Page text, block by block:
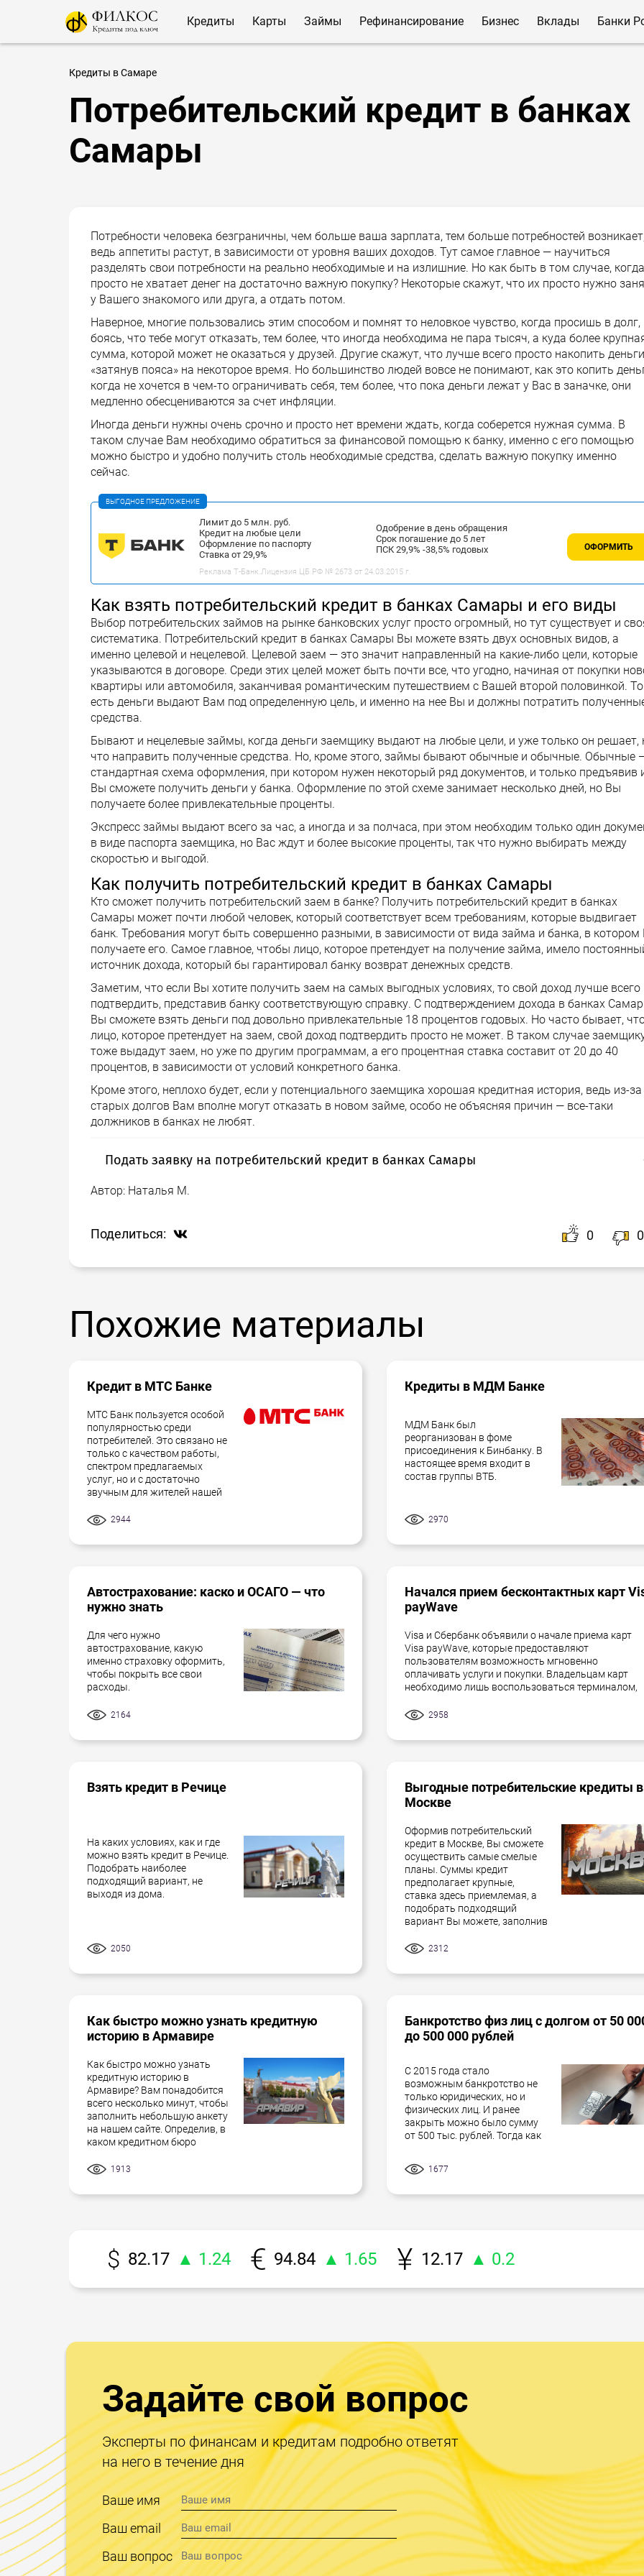
Кредиты Карты Займы Рефинансирование Бизнес Вклады Банки
Кредиты в Самаре
Потребительский кредит в банках
Самары
Потребности человека безграничны, чем больше ваша зарплата, тем больше потребностей
ведь аппетиты растут, в зависимости от уровня ваших доходов. Тут самое главное — научиться
разделять свои потребности на реально необходимые и на излишние. Но как быть в том случае, когда
просто не хватает денег на достаточно важную покупку? Некоторые скажут, что их просто нужно
у Вашего знакомого или друга, а отдать потом.
Наверное, многие пользовались этим способом и помнят то неловкое чувство, когда просишь в долг,
боясь, что тебе могут отказать, тем более, что иногда необходима не пара тысяч, а куда более
сумма, которой может не оказаться у друзей. Другие скажут, что лучше всего просто накопить
«затянув пояса» на некоторое время. Но большинство людей вовсе не понимают, как это копить
когда не хочется в чем-то ограничивать себя, тем более, что пока деньги лежат у Вас в заначке, они
медленно обесцениваются за счет инфляции.
Иногда деньги нужны очень срочно и просто нет времени ждать, когда соберется нужная сумма. В
таком случае Вам необходимо обратиться за финансовой помощью к банку, именно с его помощью
можно быстро и удобно получить столь необходимые средства, сделать важную покупку именно
сейчас.
ВЫГОДНОЕ ПРЕДЛОЖЕНИЕ
Лимит до 5 млн. руб.
Кредит на любые цели
Оформление по паспорту
Ставка от 29,9%
Одобрение в день обращения
Срок погашение до 5 лет
ПСК 29,9% -38,5% годовых
Реклама Т-Банк.Лицензия ЦБ РФ № 2673 от 24.03.2015 г.
ОФОРМИТЬ
Как взять потребительский кредит в банках Самары и его виды
Выбор потребительских займов на рынке банковских услуг просто огромный, но тут существует и
систематика. Потребительский кредит в банках Самары Вы можете взять двух основных видов, а
именно целевой и нецелевой. Целевой заем — это значит направленный на какие-либо цели, которые
указываются в договоре. Среди этих целей может быть почти все, что угодно, начиная от покупки
квартиры или автомобиля, заканчивая романтическим путешествием с Вашей второй половинкой. То
есть деньги выдают Вам под определенную цель, и именно на нее Вы и должны потратить
средства.
Бывают и нецелевые займы, когда деньги заемщику выдают на любые цели, и уже только он решает,
что направить полученные средства. Но, кроме этого, займы бывают обычные и обычные. Обычные
стандартная схема оформления, при котором нужен некоторый ряд документов, и только предъявив
Вы сможете получить деньги у банка. Оформление по этой схеме занимает несколько дней, но Вы
получаете более привлекательные проценты.
Экспресс займы выдают всего за час, а иногда и за полчаса, при этом необходим только один
в виде паспорта заемщика, но Вас ждут и более высокие проценты, так что нужно выбирать между
скоростью и выгодой.
Как получить потребительский кредит в банках Самары
Кто сможет получить потребительский заем в банке? Получить потребительский кредит в банках
Самары может почти любой человек, который соответствует всем требованиям, которые выдвигает
банк. Требования могут быть совершенно разными, в зависимости от вида займа и банка, в
получаете его. Самое главное, чтобы лицо, которое претендует на получение займа, имело
источник дохода, который бы гарантировал банку возврат денежных средств.
Заметим, что если Вы хотите получить заем на самых выгодных условиях, то свой доход лучше всего
подтвердить, представив банку соответствующую справку. С подтверждением дохода в банках
Вы сможете взять деньги под довольно привлекательные 18 процентов годовых. Но часто бывает,
лицо, которое претендует на заем, свой доход подтвердить просто не может. В таком случае
тоже выдадут заем, но уже по другим программам, а его процентная ставка составит от 20 до 40
процентов, в зависимости от условий конкретного банка.
Кроме этого, неплохо будет, если у потенциального заемщика хорошая кредитная история, ведь из-за
старых долгов Вам вполне могут отказать в новом займе, особо не объясняя причин — все-таки
должников в банках не любят.
Подать заявку на потребительский кредит в банках Самары
Вы хотите получить деньги в банке без лишней беготни и максимально удобно? Тогда Вам
нашего сайта. Наш сервис предлагает всем желающим получить необходимые денежные
средства, а для того, чтобы воспользоваться нашей помощью, Вам потребуется только доступ в
своих клиентов, выбрать именно ту, которая подойдет Вам.
Автор: Наталья М.
Поделиться: 0 0
Похожие материалы
Кредит в МТС Банке
МТС Банк пользуется особой
популярностью среди
потребителей. Это связано не
только с качеством работы,
спектром предлагаемых
услуг, но и с достаточно
звучным для жителей нашей
2944
Кредиты в МДМ Банке
МДМ Банк был
реорганизован в фоме
присоединения к Бинбанку. В
настоящее время входит в
состав группы ВТБ.
2970
Автострахование: каско и ОСАГО — что
нужно знать
Для чего нужно
автострахование, какую
именно страховку оформить,
чтобы покрыть все свои
расходы.
2164
Начался прием бесконтактных карт
payWave
Visa и Сбербанк объявили о начале приема карт
Visa payWave, которые предоставляют
пользователям возможность мгновенно
оплачивать услуги и покупки. Владельцам карт
необходимо лишь воспользоваться терминалом,
2958
Взять кредит в Речице
На каких условиях, как и где
можно взять кредит в Речице.
Подобрать наиболее
подходящий вариант, не
выходя из дома.
2050
Выгодные потребительские кредиты в
Москве
Оформив потребительский
кредит в Москве, Вы сможете
осуществить самые смелые
планы. Суммы кредит
предполагает крупные,
ставка здесь приемлемая, а
подобрать подходящий
вариант Вы можете, заполнив
2312
Как быстро можно узнать кредитную
историю в Армавире
Как быстро можно узнать
кредитную историю в
Армавире? Вам понадобится
всего несколько минут, чтобы
заполнить небольшую анкету
на нашем сайте. Определив, в
каком кредитном бюро
1913
Банкротство физ лиц с долгом от 50
до 500 000 рублей
С 2015 года стало
возможным банкротство не
только юридических, но и
физических лиц. И ранее
закрыть можно было сумму
от 500 тыс. рублей. Тогда как
1677
82.17 ▲ 1.24 94.84 ▲ 1.65 12.17 ▲ 0.2
Задайте свой вопрос
Эксперты по финансам и кредитам подробно ответят
на него в течение дня
Ваше имя
Ваш email
Ваш вопрос